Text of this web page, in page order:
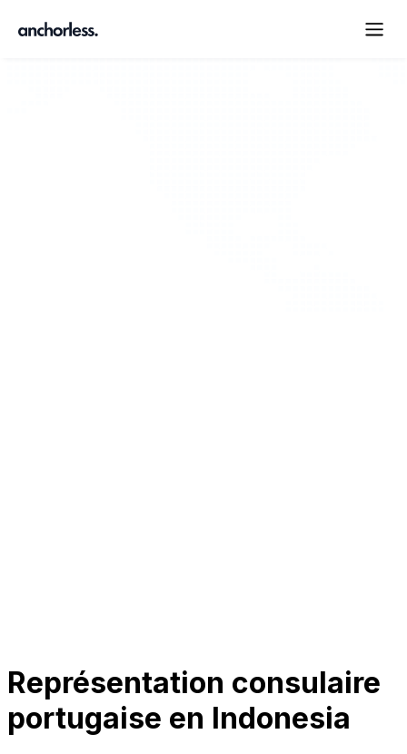
Représentation consulaire
portugaise en Indonesia